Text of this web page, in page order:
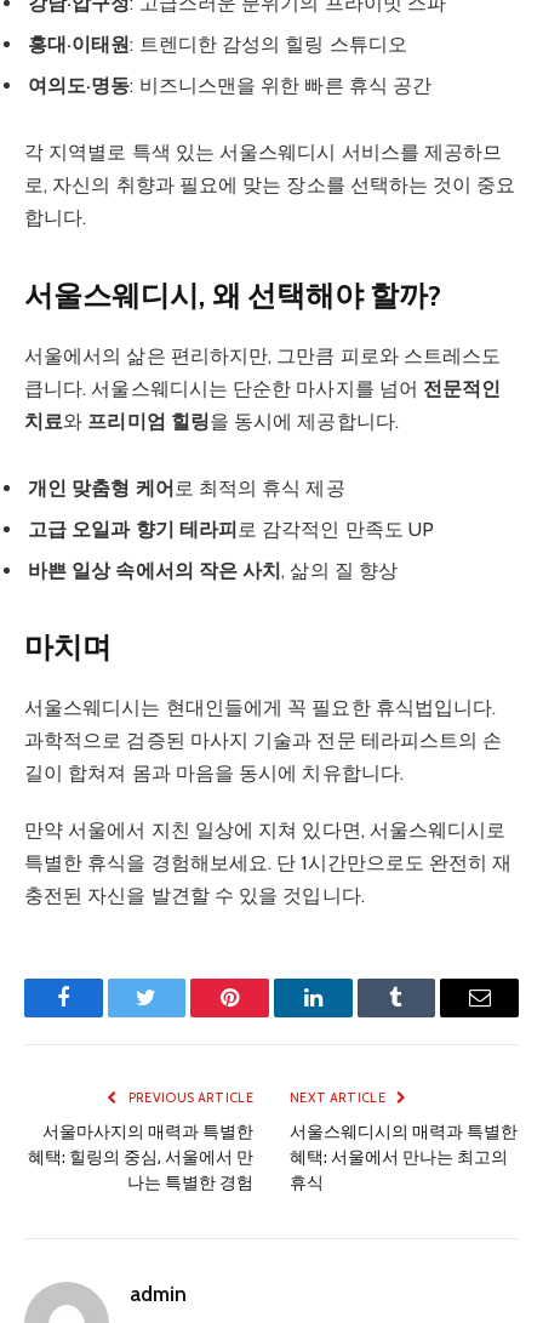
홍대·이태원: 트렌디한 감성의 힐링 스튜디오
여의도·명동: 비즈니스맨을 위한 빠른 휴식 공간
각 지역별로 특색 있는 서울스웨디시 서비스를 제공하므
로, 자신의 취향과 필요에 맞는 장소를 선택하는 것이 중요
합니다.
서울스웨디시, 왜 선택해야 할까?
서울에서의 삶은 편리하지만, 그만큼 피로와 스트레스도
큽니다. 서울스웨디시는 단순한 마사지를 넘어 전문적인
치료와 프리미엄 힐링을 동시에 제공합니다.
개인 맞춤형 케어로 최적의 휴식 제공
고급 오일과 향기 테라피로 감각적인 만족도 UP
바쁜 일상 속에서의 작은 사치, 삶의 질 향상
마치며
서울스웨디시는 현대인들에게 꼭 필요한 휴식법입니다.
과학적으로 검증된 마사지 기술과 전문 테라피스트의 손
길이 합쳐져 몸과 마음을 동시에 치유합니다.
만약 서울에서 지친 일상에 지쳐 있다면, 서울스웨디시로
특별한 휴식을 경험해보세요. 단 1시간만으로도 완전히 재
충전된 자신을 발견할 수 있을 것입니다.
FacebookTwitter Pinterest LinkedInTumblr Email
PREVIOUS ARTICLE
서울마사지의 매력과 특별한
혜택: 힐링의 중심, 서울에서 만
나는 특별한 경험
NEXT ARTICLE
서울스웨디시의 매력과 특별한
혜택: 서울에서 만나는 최고의
휴식
admin